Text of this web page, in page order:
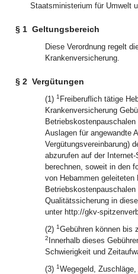
Staatsministerium für Umwelt
§ 1 Geltungsbereich
Diese Verordnung regelt
Krankenversicherung.
§ 2 Vergütungen
(1) 1 Freiberuflich tätige
Krankenversicherung
Auslagen für angewandte
Vergütungsvereinbarung)
abzurufen auf der
berechnen, soweit in den
von Hebammen
Qualitätssicherung in
unter http://gkv-
(2) 1Gebühren können bis
2 Innerhalb dieses
Schwierigkeit und
(3) 1Wegegeld,